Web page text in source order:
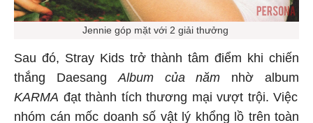
Jennie góp mặt với 2 giải thưởng
Sau đó, Stray Kids trở thành tâm điểm khi chiến
thắng Daesang Album của năm nhờ album
KARMA đạt thành tích thương mại vượt trội. Việc
nhóm cán mốc doanh số vật lý khổng lồ trên toàn